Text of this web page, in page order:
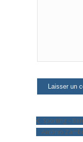
Sporting –
António